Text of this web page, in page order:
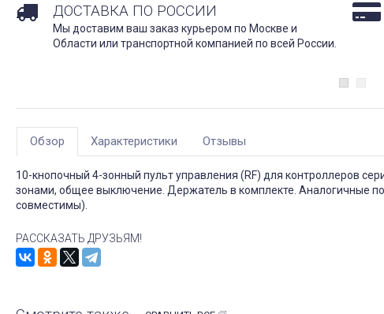
ДОСТАВКА ПО РОССИИ
Мы доставим ваш заказ курьером по Москве и
Области или транспортной компанией по всей России.
Обзор Характеристики Отзывы
10-кнопочный 4-зонный пульт управления (RF) для контроллеров
зонами, общее выключение. Держатель в комплекте. Аналогичные по
совместимы).
РАССКАЗАТЬ ДРУЗЬЯМ!